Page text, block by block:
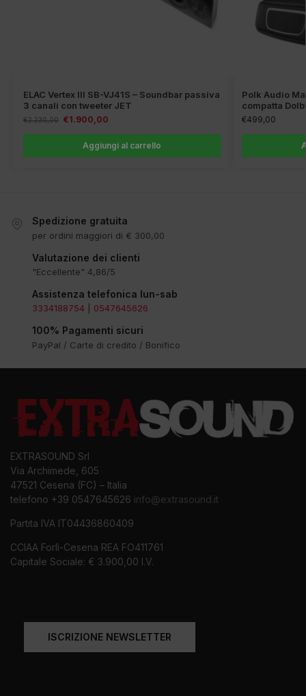
ELAC Vertex III SB-VJ41S – Soundbar passiva
3 canali con tweeter JET
€2.230,00 €1.900,00
Aggiungi al carrello
Polk Audio
compatta
€499,00
Spedizione gratuita
per ordini maggiori di € 300,00
Valutazione dei clienti
"Eccellente" 4,86/5
Assistenza telefonica lun-sab
3334188754 0547645626
100% Pagamenti sicuri
PayPal / Carte di credito / Bonifico
EXTRASOUND Srl
Via Archimede, 605
47521 Cesena (FC) – Italia
telefono +39 0547645626 info@extrasound.it
Partita IVA IT04436860409
CCIAA Forlì-Cesena REA FO411761
Capitale Sociale: € 3.900,00 I.V.
ISCRIZIONE NEWSLETTER